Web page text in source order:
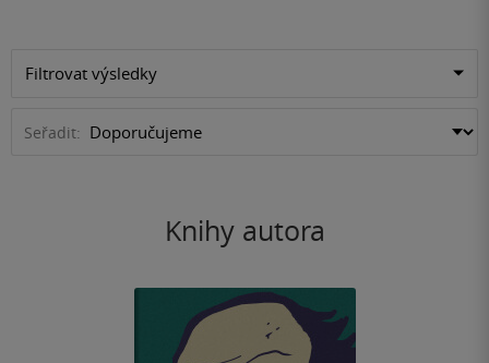
Filtrovat výsledky
Seřadit:
Knihy autora